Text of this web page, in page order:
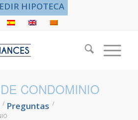
HIPOTECA
CONDOMINIO
/ Preguntas /